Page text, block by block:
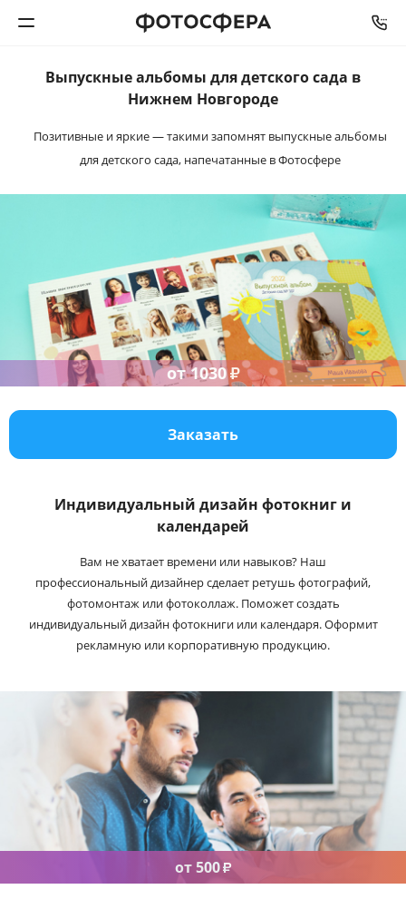
Печать фото
Фотокниги
Фотоподарки
Багетная мастерская
Полиграфия
Выпускные альбомы для детского сада в
Нижнем Новгороде
Позитивные и яркие — такими запомнят выпускные альбомы
для детского сада, напечатанные в Фотосфере
Заказать
от1030₽
Индивидуальный дизайн фотокниг и
календарей
от 500₽
Вам не хватает времени или навыков? Наш
профессиональный дизайнер сделает ретушь фотографий,
фотомонтаж или фотоколлаж. Поможет создать
индивидуальный дизайн фотокниги или календаря. Оформит
рекламную или корпоративную продукцию.